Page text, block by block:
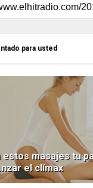
para usted
estos masajes tu
el clímax